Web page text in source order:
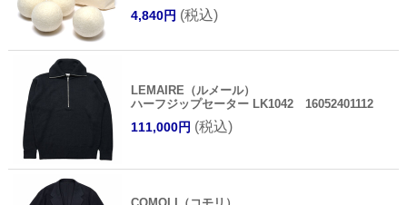
4,840円 (税込)
LEMAIRE（ルメール）
ハーフジップセーター LK1042 16052401112
111,000円 (税込)